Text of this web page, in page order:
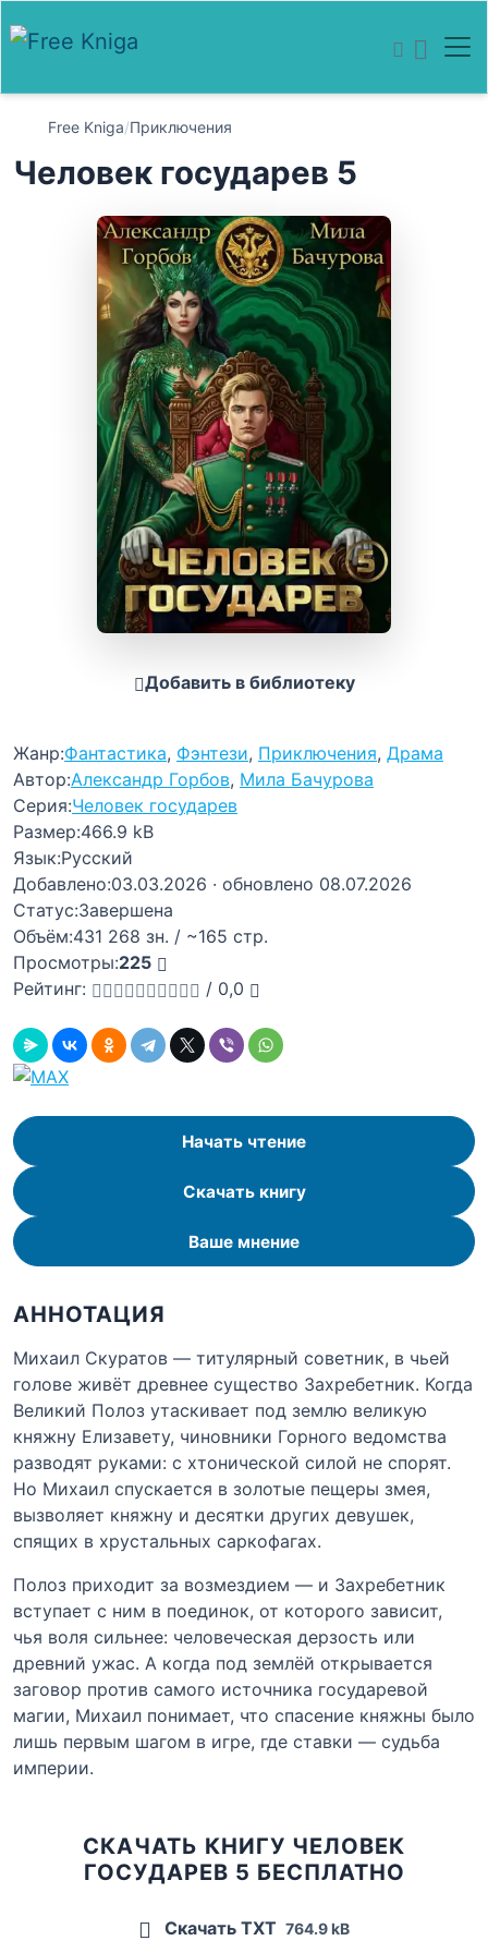
Free Kniga/Приключения
Человек государев 5
Добавить в библиотеку
Жанр:Фантастика, Фэнтези, Приключения, Драма
Автор:Александр Горбов, Мила Бачурова
Серия:Человек государев
Размер:466.9 kB
Язык:Русский
Добавлено:03.03.2026 · обновлено 08.07.2026
Статус:Завершена
Объём:431 268 зн. / ~165 стр.
Просмотры:225
Рейтинг:
/ 0,0
Начать чтение
Скачать книгу
Ваше мнение
АННОТАЦИЯ
Михаил Скуратов — титулярный советник, в чьей
голове живёт древнее существо Захребетник. Когда
Великий Полоз утаскивает под землю великую
княжну Елизавету, чиновники Горного ведомства
разводят руками: с хтонической силой не спорят.
Но Михаил спускается в золотые пещеры змея,
вызволяет княжну и десятки других девушек,
спящих в хрустальных саркофагах.
Полоз приходит за возмездием — и Захребетник
вступает с ним в поединок, от которого зависит,
чья воля сильнее: человеческая дерзость или
древний ужас. А когда под землёй открывается
заговор против самого источника государевой
магии, Михаил понимает, что спасение княжны было
лишь первым шагом в игре, где ставки — судьба
империи.
СКАЧАТЬ КНИГУ ЧЕЛОВЕК
ГОСУДАРЕВ 5 БЕСПЛАТНО
Скачать TXT 764.9 kB